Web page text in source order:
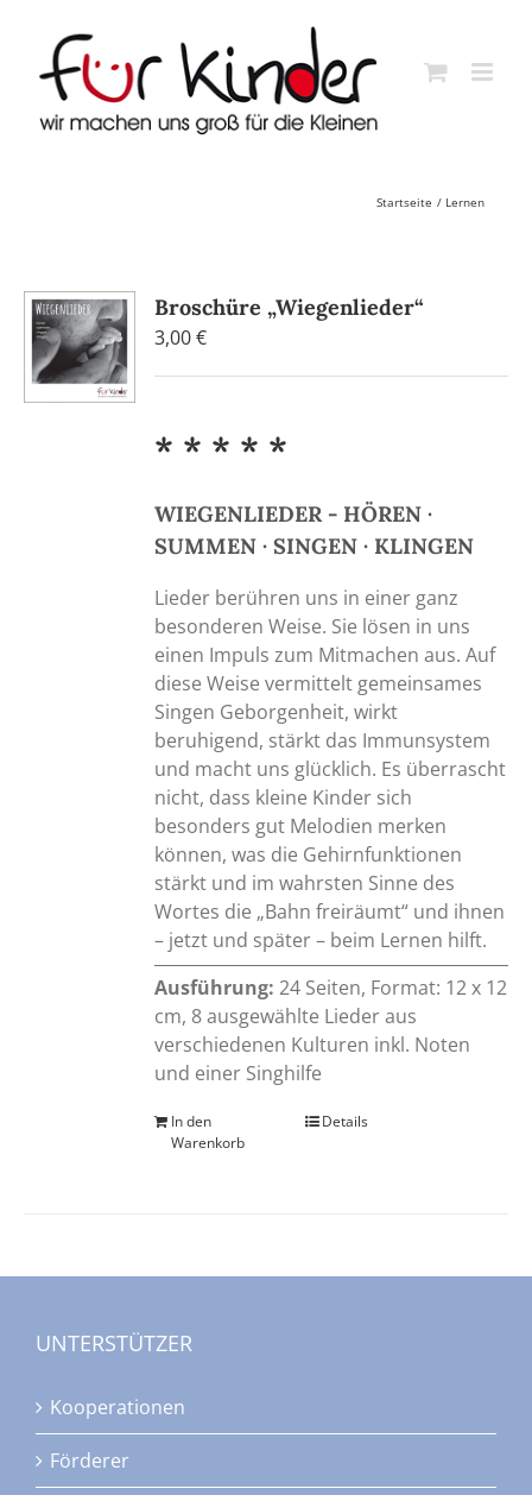
content
Startseite Lernen
Broschüre „Wiegenlieder“
3,00€
* * * * *
WIEGENLIEDER - HÖREN ·
SUMMEN · SINGEN · KLINGEN
Lieder berühren uns in einer ganz
besonderen Weise. Sie lösen in uns
einen Impuls zum Mitmachen aus. Auf
diese Weise vermittelt gemeinsames
Singen Geborgenheit, wirkt
beruhigend, stärkt das Immunsystem
und macht uns glücklich. Es überrascht
nicht, dass kleine Kinder sich
besonders gut Melodien merken
können, was die Gehirnfunktionen
stärkt und im wahrsten Sinne des
Wortes die „Bahn freiräumt“ und ihnen
– jetzt und später – beim Lernen hilft.
Ausführung: 24 Seiten, Format: 12 x 12
cm, 8 ausgewählte Lieder aus
verschiedenen Kulturen inkl. Noten
und einer Singhilfe
In den
Warenkorb
Details
UNTERSTÜTZER
Kooperationen
Förderer